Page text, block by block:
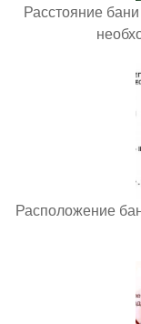
Расстояние
Расположение